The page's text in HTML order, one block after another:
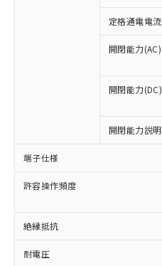
定格通電電流
開閉能力(AC)
開閉能力(DC)
開閉能力説明
端子仕様
許容操作頻度
絶縁抵抗
耐電圧
ご利用条件
以下の条件をお読み
ご利用ください。
本サービスは
商品の当社在
(税抜)を提供さ
当社制御機器
本サービスの
非含有に対応した製
対応予定：EU
有に対応した製品に
対応予定なし：EU
非含有に非対応の商
定はありません。
調査・確認中：EU
非含有の対応状況を
非該当品：ライセン
害物質有無と関係のな
仕入先様の事情によ
※1 中国RoHS○×表
基準値以下であるこ
「×」：最大均質材
基準値を超えている